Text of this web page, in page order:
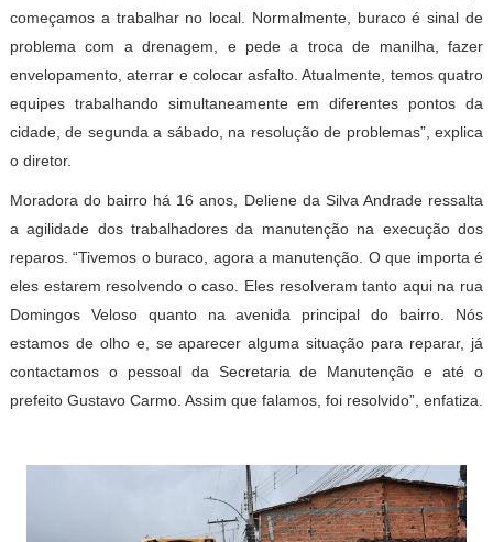
começamos a trabalhar no local. Normalmente, buraco é sinal de
problema com a drenagem, e pede a troca de manilha, fazer
envelopamento, aterrar e colocar asfalto. Atualmente, temos quatro
equipes trabalhando simultaneamente em diferentes pontos da
cidade, de segunda a sábado, na resolução de problemas”, explica
o diretor.
Moradora do bairro há 16 anos, Deliene da Silva Andrade ressalta
a agilidade dos trabalhadores da manutenção na execução dos
reparos. “Tivemos o buraco, agora a manutenção. O que importa é
eles estarem resolvendo o caso. Eles resolveram tanto aqui na rua
Domingos Veloso quanto na avenida principal do bairro. Nós
estamos de olho e, se aparecer alguma situação para reparar, já
contactamos o pessoal da Secretaria de Manutenção e até o
prefeito Gustavo Carmo. Assim que falamos, foi resolvido”, enfatiza.